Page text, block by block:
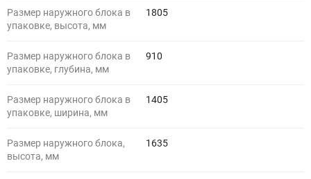
Размер наружного блока в
упаковке, высота, мм
1805
Размер наружного блока в
упаковке, глубина, мм
910
Размер наружного блока в
упаковке, ширина, мм
1405
Размер наружного блока,
высота, мм
1635